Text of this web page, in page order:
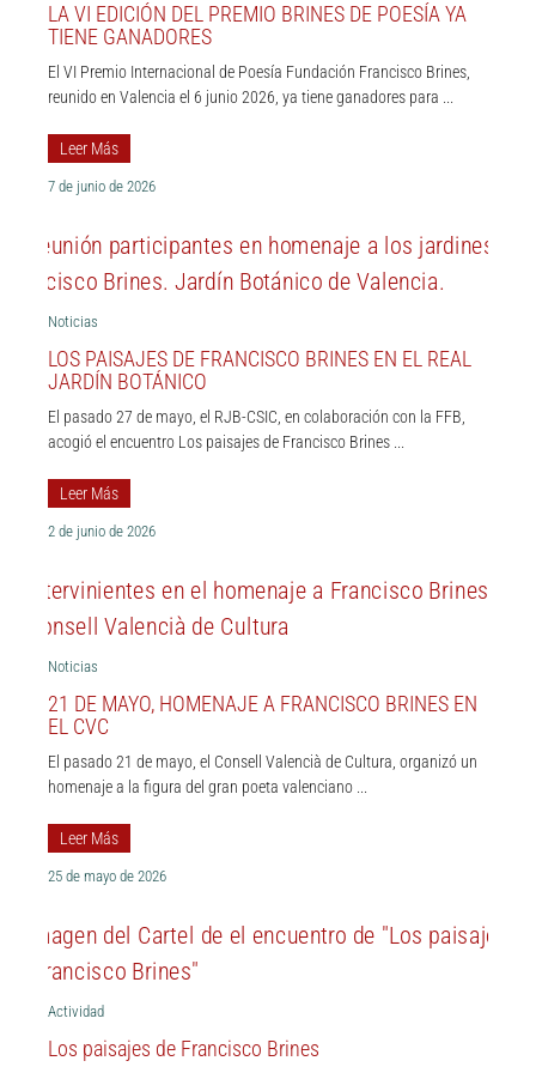
LA VI EDICIÓN DEL PREMIO BRINES DE POESÍA YA
TIENE GANADORES
El VI Premio Internacional de Poesía Fundación Francisco Brines,
reunido en Valencia el 6 junio 2026, ya tiene ganadores para ...
Leer Más
7 de junio de 2026
Noticias
LOS PAISAJES DE FRANCISCO BRINES EN EL REAL
JARDÍN BOTÁNICO
El pasado 27 de mayo, el RJB-CSIC, en colaboración con la FFB,
acogió el encuentro Los paisajes de Francisco Brines ...
Leer Más
2 de junio de 2026
Noticias
21 DE MAYO, HOMENAJE A FRANCISCO BRINES EN
EL CVC
El pasado 21 de mayo, el Consell Valencià de Cultura, organizó un
homenaje a la figura del gran poeta valenciano ...
Leer Más
25 de mayo de 2026
Actividad
Los paisajes de Francisco Brines